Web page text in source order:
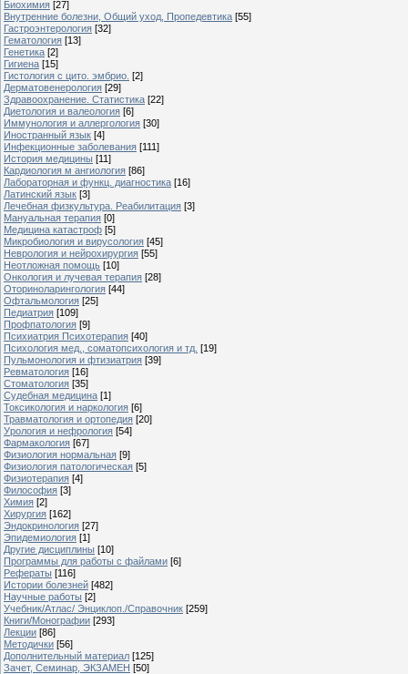
Биохимия [27]
Внутренние болезни, Общий уход, Пропедевтика [55]
Гастроэнтерология [32]
Гематология [13]
Генетика [2]
Гигиена [15]
Гистология с цито. эмбрио. [2]
Дерматовенерология [29]
Здравоохранение. Статистика [22]
Диетология и валеология [6]
Иммунология и аллергология [30]
Иностранный язык [4]
Инфекционные заболевания [111]
История медицины [11]
Кардиология м ангиология [86]
Лабораторная и функц. диагностика [16]
Латинский язык [3]
Лечебная физкультура. Реабилитация [3]
Мануальная терапия [0]
Медицина катастроф [5]
Микробиология и вирусология [45]
Неврология и нейрохирургия [55]
Неотложная помощь [10]
Онкология и лучевая терапия [28]
Оториноларингология [44]
Офтальмология [25]
Педиатрия [109]
Профпатология [9]
Психиатрия Психотерапия [40]
Психология мед., соматопсихология и тд. [19]
Пульмонология и фтизиатрия [39]
Ревматология [16]
Стоматология [35]
Судебная медицина [1]
Токсикология и наркология [6]
Травматология и ортопедия [20]
Урология и нефрология [54]
Фармакология [67]
Физиология нормальная [9]
Физиология патологическая [5]
Физиотерапия [4]
Философия [3]
Химия [2]
Хирургия [162]
Эндокринология [27]
Эпидемиология [1]
Другие дисциплины [10]
Программы для работы с файлами [6]
Рефераты [116]
Истории болезней [482]
Научные работы [2]
Учебник/Атлас/ Энциклоп./Справочник [259]
Книги/Монографии [293]
Лекции [86]
Методички [56]
Дополнительный материал [125]
Зачет, Семинар, ЭКЗАМЕН [50]